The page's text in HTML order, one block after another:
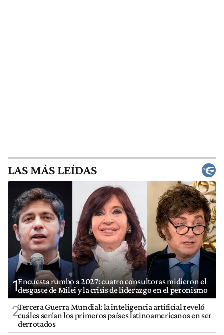
LAS MÁS LEÍDAS
1Encuesta rumbo a 2027: cuatro consultoras midieron el
desgaste de Milei y la crisis de liderazgo en el peronismo
2Tercera Guerra Mundial: la inteligencia artificial reveló
cuáles serían los primeros países latinoamericanos en ser
derrotados